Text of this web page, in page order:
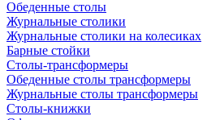
Обеденные столы
Журнальные столики
Журнальные столики на колесиках
Барные стойки
Столы-трансформеры
Обеденные столы трансформеры
Журнальные столы трансформеры
Столы-книжки